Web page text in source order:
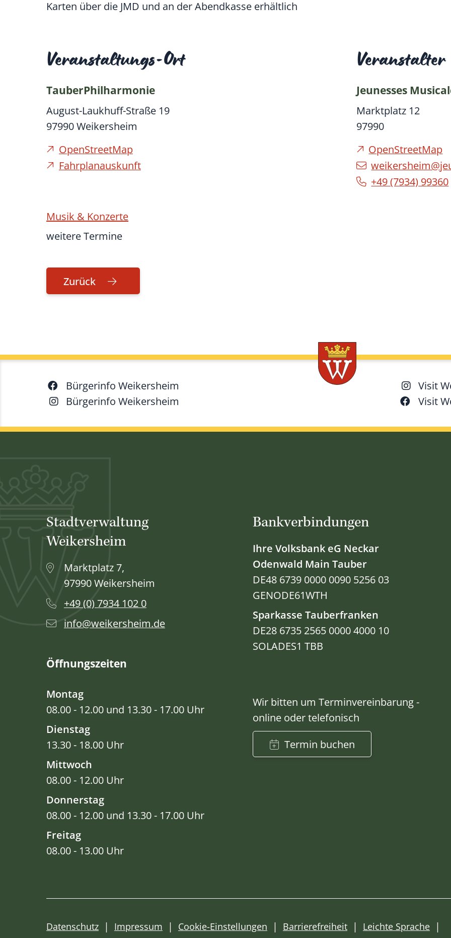
Karten über die JMD und an der Abendkasse erhältlich
Veranstaltungs-Ort
TauberPhilharmonie
August-Laukhuff-Straße 19
97990Weikersheim
OpenStreetMap
Fahrplanauskunft
Veranstalter
Jeunesses
Marktplatz 12
97990
OpenStreetMap
+49 (7934) 99360
Musik & Konzerte
weitere Termine
Zurück
Bürgerinfo Weikersheim
Bürgerinfo Weikersheim
Visit
Visit
Stadtverwaltung
Weikersheim
Marktplatz 7,
97990 Weikersheim
+49 (0) 7934 102 0
info@weikersheim.de
Öffnungszeiten
Montag
08.00 - 12.00 und 13.30 - 17.00 Uhr
Dienstag
13.30 - 18.00 Uhr
Mittwoch
08.00 - 12.00 Uhr
Donnerstag
08.00 - 12.00 und 13.30 - 17.00 Uhr
Freitag
08.00 - 13.00 Uhr
Bankverbindungen
Ihre Volksbank eG Neckar
Odenwald Main Tauber
DE48 6739 0000 0090 5256 03
GENODE61WTH
Sparkasse Tauberfranken
DE28 6735 2565 0000 4000 10
SOLADES1 TBB
Wir bitten um Terminvereinbarung -
online oder telefonisch
Termin buchen
Datenschutz Impressum Cookie-Einstellungen Barrierefreiheit Leichte Sprache